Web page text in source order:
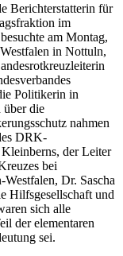
Berichterstatterin für
im
am Montag,
in Nottuln,
Politikerin in
über die
nahmen
DRK-
der Leiter
bei
Dr. Sascha
Hilfsgesellschaft und
sich alle
der elementaren
sei.